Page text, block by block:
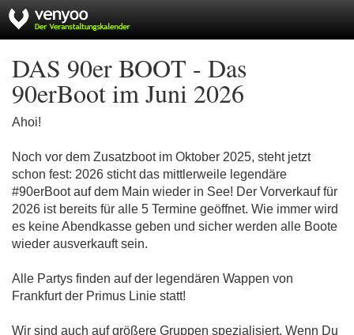
DAS 90er BOOT - Das
90erBoot im Juni 2026
Ahoi!
Noch vor dem Zusatzboot im Oktober 2025, steht jetzt
schon fest: 2026 sticht das mittlerweile legendäre
#90erBoot auf dem Main wieder in See! Der Vorverkauf für
2026 ist bereits für alle 5 Termine geöffnet. Wie immer wird
es keine Abendkasse geben und sicher werden alle Boote
wieder ausverkauft sein.
Alle Partys finden auf der legendären Wappen von
Frankfurt der Primus Linie statt!
Wir sind auch auf größere Gruppen spezialisiert. Wenn Du